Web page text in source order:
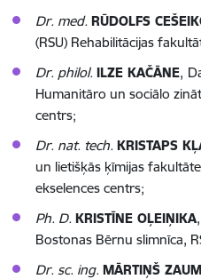
Dr. med. RŪDOLFS
(RSU) Rehabilitācijas
Dr. philol. ILZE KAČĀNE,
Humanitāro un sociālo
centrs;
Dr. nat. tech. KRISTAPS
un lietišķās ķīmijas
ekselences centrs;
Ph. D. KRISTĪNE OĻEIŅIKA,
Bostonas Bērnu slimnīca,
Dr. sc. ing. MĀRTIŅŠ